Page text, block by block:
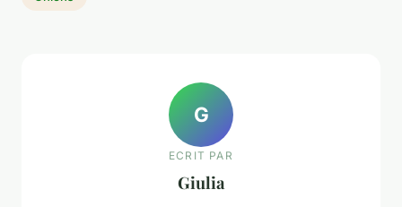
G
ECRIT PAR
Giulia